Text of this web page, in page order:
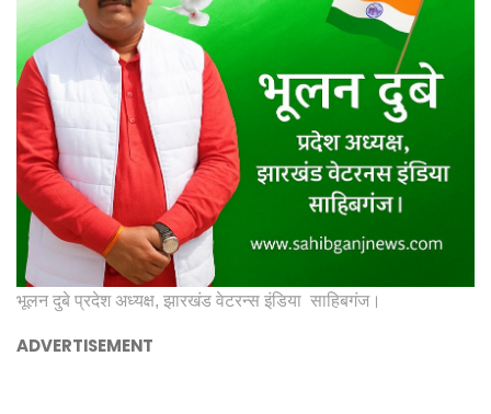
भूलन दुबे प्रदेश अध्यक्ष, झारखंड वेटरन्स इंडिया साहिबगंज।
ADVERTISEMENT